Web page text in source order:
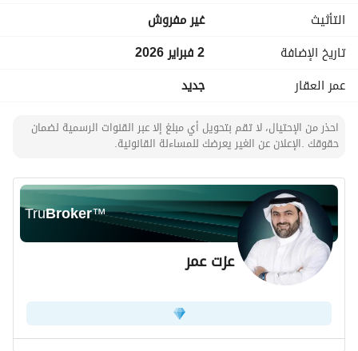
التأثيث
غير مفروش
تاريخ الإضافة
2 فبراير 2026
عمر العقار
جديد
احذر من الإحتيال، لا تقم بتحويل أي مبلغ إلا عبر القنوات الرسمية لضمان
حقوقك .الإعلان عن الغير يعرضك للمساءلة القانونية.
TruBroker™
عزت عمر